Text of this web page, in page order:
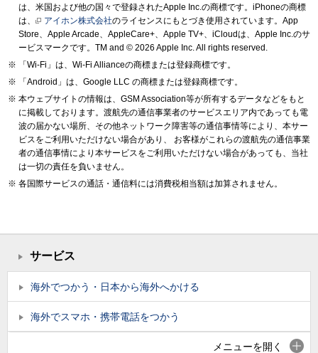
は、米国および他の国々で登録されたApple Inc.の商標です。iPhoneの商標
は、
アイホン株式会社のライセンスにもとづき使用されています。App
Store、Apple Arcade、AppleCare+、Apple TV+、iCloudは、Apple Inc.のサ
ービスマークです。TM and © 2026 Apple Inc. All rights reserved.
「Wi-Fi」は、Wi-Fi Allianceの商標または登録商標です。
「Android」は、Google LLC の商標または登録商標です。
本ウェブサイトの情報は、GSM Association等が所有するデータなどをもと
に掲載しております。渡航先の通信事業者のサービスエリア内であっても電
波の届かない場所、その他ネットワーク障害等の通信事情等により、本サー
ビスをご利用いただけない場合があり、 お客様がこれらの渡航先の通信事業
者の通信事情により本サービスをご利用いただけない場合があっても、当社
は一切の責任を負いません。
各国際サービスの通話・通信料には消費税相当額は加算されません。
サービス
海外でつかう・日本から海外へかける
海外でスマホ・携帯電話をつかう
メニューを開く